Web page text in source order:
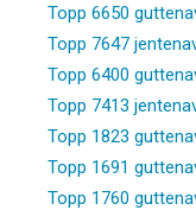
Topp 6650
Topp 7647
Topp 6400
Topp 7413
Topp 1823
Topp 1691
Topp 1760